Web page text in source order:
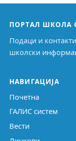
ПОРТАЛ ШКОЛА
Подаци и
школски
НАВИГАЦИЈА
Почетна
ГАЛИС систем
Вести